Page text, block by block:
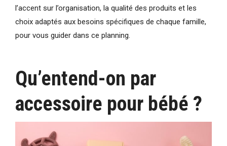
l’accent sur l’organisation, la qualité des produits et les
choix adaptés aux besoins spécifiques de chaque famille,
pour vous guider dans ce planning.
Qu’entend-on par
accessoire pour bébé ?